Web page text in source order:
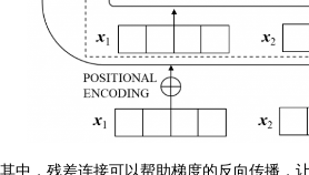
其中，残差连接可以帮助梯度的反向传播，